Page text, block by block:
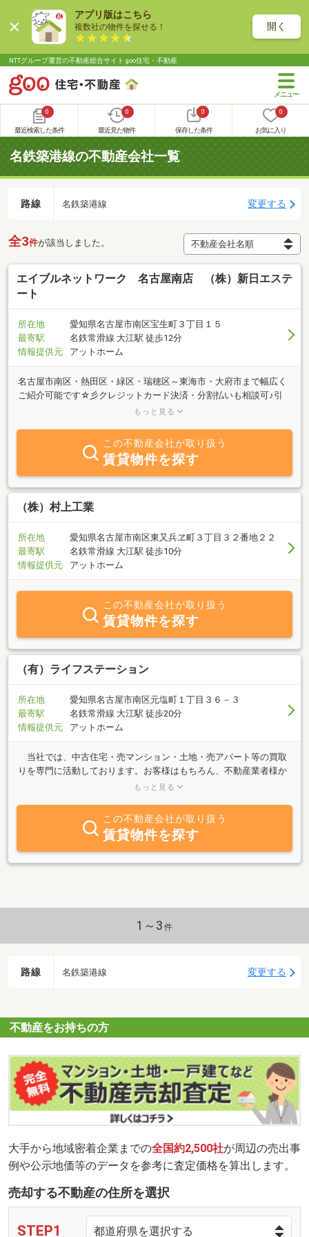
アプリ版はこちら
複数社の物件を探せる！ 開く
NTTグループ運営の不動産総合サイト goo住宅・不動産
0
最近検索した条件
0
最近見た物件
0
保存した条件
0
お気に入り
名鉄築港線の不動産会社一覧
路線 名鉄築港線 変更する
全3件が該当しました。
エイブルネットワーク 名古屋南店 （株）新日エステ
ート
所在地
愛知県名古屋市南区宝生町３丁目１５
最寄駅
名鉄常滑線 大江駅 徒歩12分
情報提供元
アットホーム
名古屋市南区・熱田区・緑区・瑞穂区～東海市・大府市まで幅広く
ご紹介可能です☆彡クレジットカード決済・分割払いも相談可♪引
っ越し会社様のご紹介や電気ガスなどのライフラインのお手続きも
もっと見る
この不動産会社が取り扱う
賃貸物件を探す
（株）村上工業
所在地
愛知県名古屋市南区東又兵ヱ町３丁目３２番地２２
最寄駅
名鉄常滑線 大江駅 徒歩10分
情報提供元
アットホーム
この不動産会社が取り扱う
賃貸物件を探す
（有）ライフステーション
所在地
愛知県名古屋市南区元塩町１丁目３６－３
最寄駅
名鉄常滑線 大江駅 徒歩20分
情報提供元
アットホーム
当社では、中古住宅・売マンション・土地・売アパート等の買取
りを専門に活動しております。お客様はもちろん、不動産業者様か
らの買い取り情報も随時募集しております。小さな会社だからこそ
にお声をかけてみて下さい！！。
もっと見る
この不動産会社が取り扱う
賃貸物件を探す
1～3 件
路線 名鉄築港線 変更する
不動産をお持ちの方
大手から地域密着企業までの全国約2,500社が周辺の売出事
例や公示地価等のデータを参考に査定価格を算出します。
売却する不動産の住所を選択
STEP1